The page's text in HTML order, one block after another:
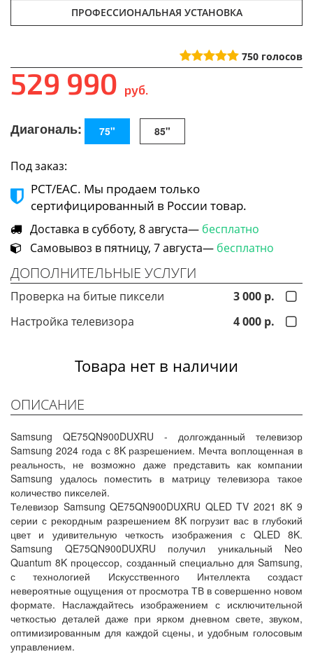
ПРОФЕССИОНАЛЬНАЯ УСТАНОВКА
750 голосов
529 990 руб.
Диагональ: 75" 85"
Под заказ:
РСТ/ЕАС. Мы продаем только
сертифицированный в России товар.
Доставка в субботу, 8 августа— бесплатно
Самовывоз в пятницу, 7 августа— бесплатно
ДОПОЛНИТЕЛЬНЫЕ УСЛУГИ
Проверка на битые пиксели
3 000 р.
Настройка телевизора
4 000 р.
Товара нет в наличии
ОПИСАНИЕ
Samsung QE75QN900DUXRU - долгожданный телевизор
Samsung 2024 года с 8K разрешением. Мечта воплощенная в
реальность, не возможно даже представить как компании
Samsung удалось поместить в матрицу телевизора такое
количество пикселей.
Телевизор Samsung QE75QN900DUXRU QLED TV 2021 8K 9
серии с рекордным разрешением 8K погрузит вас в глубокий
цвет и удивительную четкость изображения с QLED 8K.
Samsung QE75QN900DUXRU получил уникальный Neo
Quantum 8K процессор, созданный специально для Samsung,
с технологией Искусственного Интеллекта создаст
невероятные ощущения от просмотра ТВ в совершенно новом
формате. Наслаждайтесь изображением с исключительной
четкостью деталей даже при ярком дневном свете, звуком,
оптимизированным для каждой сцены, и удобным голосовым
управлением.